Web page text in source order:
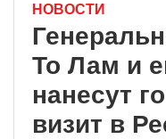
НОВОСТИ
То Лам и
нанесут
визит в